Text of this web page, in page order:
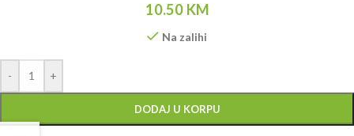
10.50 KM
Na zalihi
- +
DODAJ U KORPU